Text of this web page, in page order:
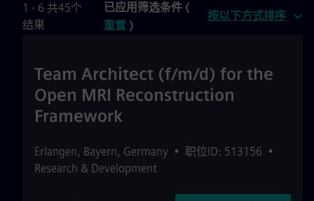
1 - 6 共45个
结果
已应用筛选条件 (
重置 )
按以下方式排序
Team Architect (f/m/d) for the
Open MRI Reconstruction
Framework
Erlangen, Bayern, Germany • 职位ID: 513156 •
Research & Development